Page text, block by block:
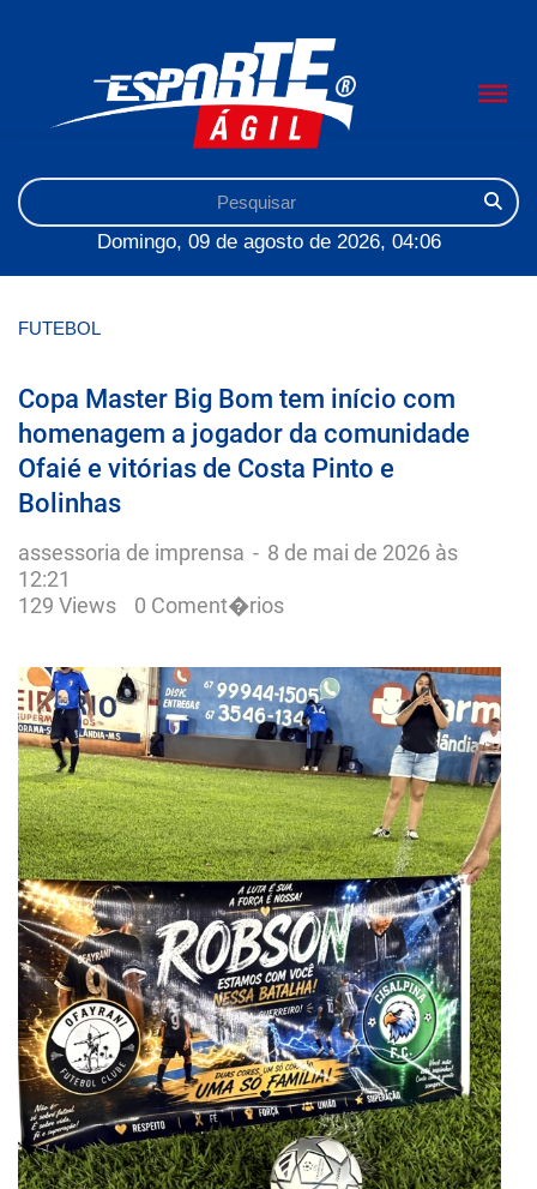
Domingo, 09 de agosto de 2026, 04:06
FUTEBOL
Copa Master Big Bom tem início com
homenagem a jogador da comunidade
Ofaié e vitórias de Costa Pinto e
Bolinhas
assessoria de imprensa - 8 de mai de 2026 às
12:21
129 Views
0 Coment�rios